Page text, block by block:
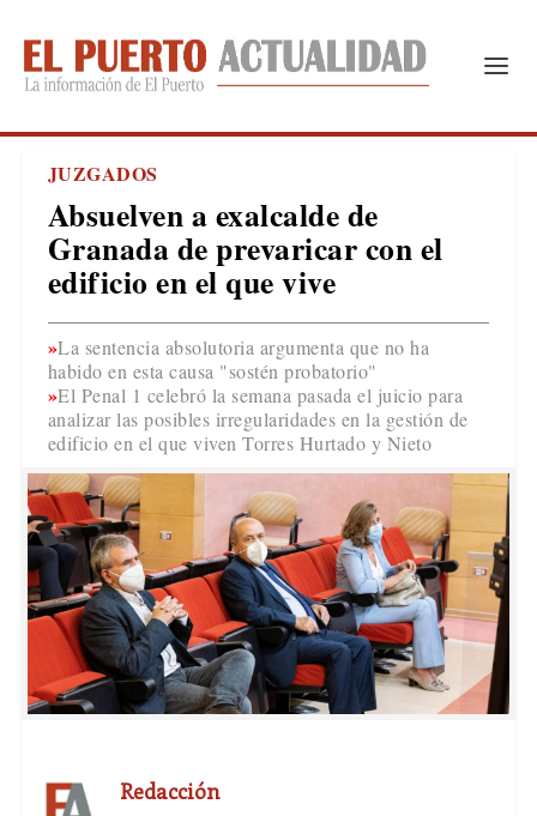
JUZGADOS
Absuelven a exalcalde de
Granada de prevaricar con el
edificio en el que vive
La sentencia absolutoria argumenta que no ha
habido en esta causa "sostén probatorio"
El Penal 1 celebró la semana pasada el juicio para
analizar las posibles irregularidades en la gestión de
edificio en el que viven Torres Hurtado y Nieto
Redacción